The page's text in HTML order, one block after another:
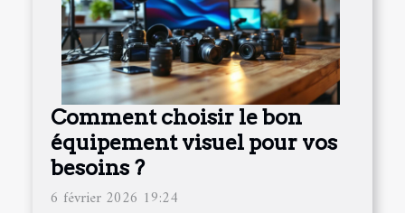
Comment choisir le bon
équipement visuel pour vos
besoins ?
6 février 2026 19:24